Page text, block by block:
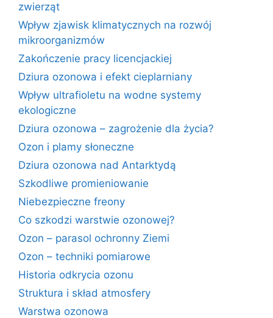
zwierząt
Wpływ zjawisk klimatycznych na rozwój
mikroorganizmów
Zakończenie pracy licencjackiej
Dziura ozonowa i efekt cieplarniany
Wpływ ultrafioletu na wodne systemy
ekologiczne
Dziura ozonowa – zagrożenie dla życia?
Ozon i plamy słoneczne
Dziura ozonowa nad Antarktydą
Szkodliwe promieniowanie
Niebezpieczne freony
Co szkodzi warstwie ozonowej?
Ozon – parasol ochronny Ziemi
Ozon – techniki pomiarowe
Historia odkrycia ozonu
Struktura i skład atmosfery
Warstwa ozonowa